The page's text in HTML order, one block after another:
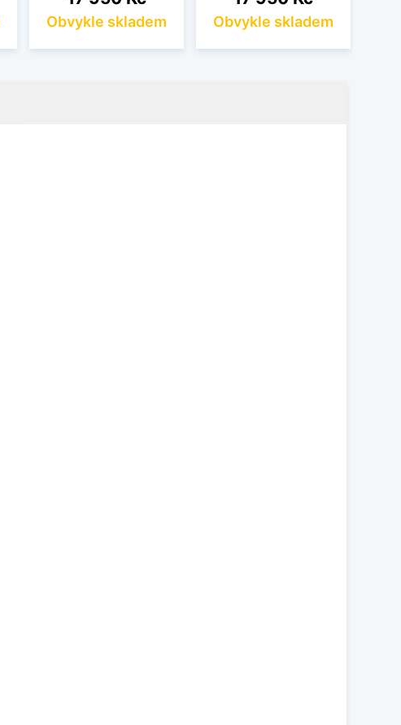
Obvykle skladem Obvykle skladem